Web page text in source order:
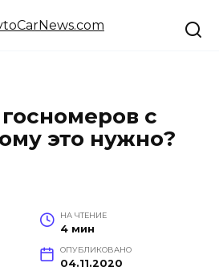
с
это нужно?
НА ЧТЕНИЕ
4 мин
ОПУБЛИКОВАНО
04.11.2020